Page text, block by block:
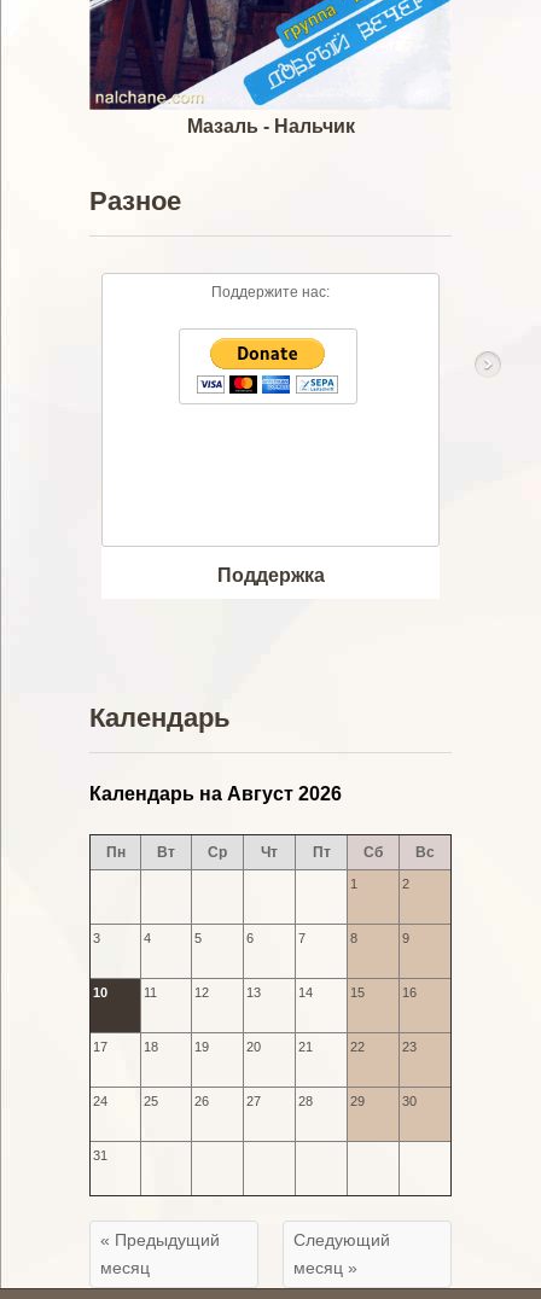
Мазаль - Нальчик
Разное
Поддержите нас:
Поддержка
MP3
Календарь
Календарь на Август 2026
Пн Вт Ср Чт Пт Сб Вс
1 2
3 4 5 6 7 8 9
10 11 12 13 14 15 16
17 18 19 20 21 22 23
24 25 26 27 28 29 30
31
« Предыдущий
месяц
Следующий
месяц »